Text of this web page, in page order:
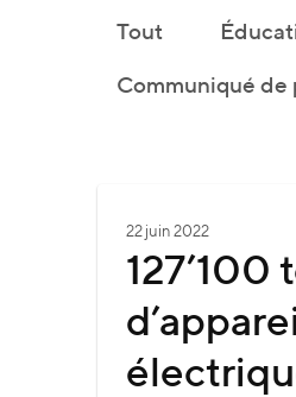
Tout
Communiqué de
22 juin 2022
127’100